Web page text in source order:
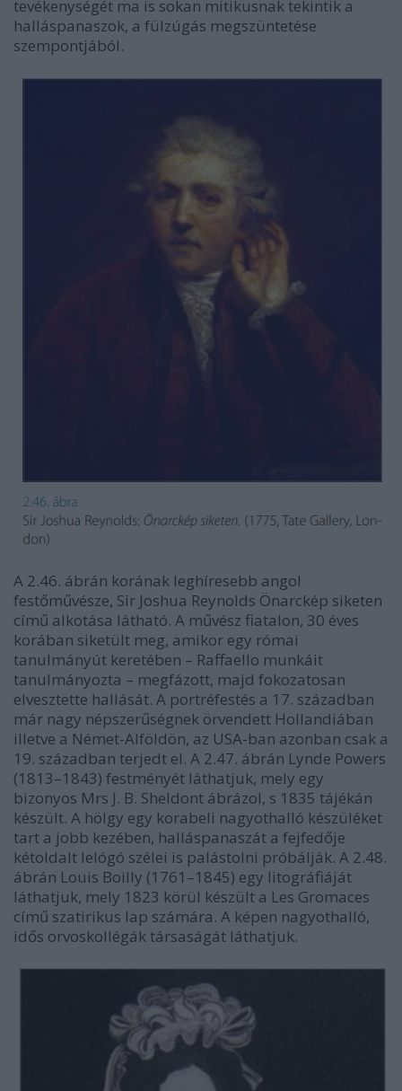
tevékenységét ma is sokan mitikusnak tekintik a
halláspanaszok, a fülzúgás megszüntetése
szempontjából.
A 2.46. ábrán korának leghíresebb angol
festőművésze, Sir Joshua Reynolds Önarckép siketen
című alkotása látható. A művész fiatalon, 30 éves
korában siketült meg, amikor egy római
tanulmányút keretében – Raffaello munkáit
tanulmányozta – megfázott, majd fokozatosan
elvesztette hallását. A portréfestés a 17. században
már nagy népszerűségnek örvendett Hollandiában
illetve a Német-Alföldön, az USA-ban azonban csak a
19. században terjedt el. A 2.47. ábrán Lynde Powers
(1813–1843) festményét láthatjuk, mely egy
bizonyos Mrs J. B. Sheldont ábrázol, s 1835 tájékán
készült. A hölgy egy korabeli nagyothalló készüléket
tart a jobb kezében, halláspanaszát a fejfedője
kétoldalt lelógó szélei is palástolni próbálják. A 2.48.
ábrán Louis Boilly (1761–1845) egy litográfiáját
láthatjuk, mely 1823 körül készült a Les Gromaces
című szatirikus lap számára. A képen nagyothalló,
idős orvoskollégák társaságát láthatjuk.